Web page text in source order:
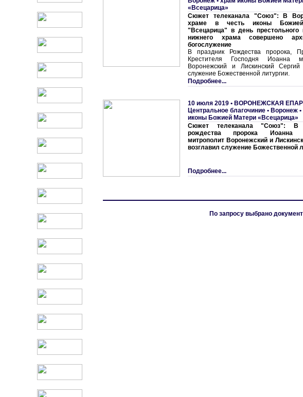
«Всецарица»
Сюжет телеканала "Союз": В
храме в честь иконы
"Всецарица" в день престольного
нижнего храма совершено
богослужение
В праздник Рождества пророка,
Крестителя Господня Иоанна
Воронежский и Лискинский Сергий
служение Божественной литургии.
Подробнее...
10 июля 2019 • ВОРОНЕЖСКАЯ
Центральное благочиние • Воронеж
иконы Божией Матери «Всецарица»
Сюжет телеканала "Союз": В
рождества пророка Иоанна
митрополит Воронежский и
возглавил служение Божественной
Подробнее...
По запросу выбрано